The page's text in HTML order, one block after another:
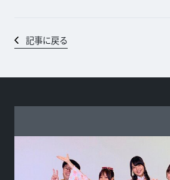
記事に戻る